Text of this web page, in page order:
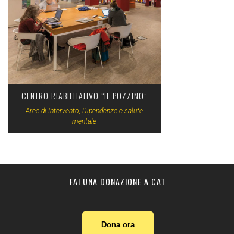
VIEW
CENTRO RIABILITATIVO “IL POZZINO”
Aree di Intervento, Dipendenze e salute
mentale
FAI UNA DONAZIONE A CAT
Dona ora